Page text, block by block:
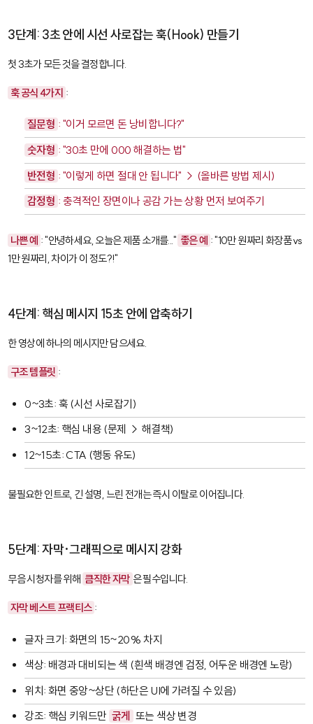
3단계: 3초 안에 시선 사로잡는 훅(Hook) 만들기
첫 3초가 모든 것을 결정합니다.
훅 공식 4가지 :
질문형 : "이거 모르면 돈 낭비합니다?"
숫자형 : "30초 만에 000 해결하는 법"
반전형 : "이렇게 하면 절대 안 됩니다" → (올바른 방법 제시)
감정형 : 충격적인 장면이나 공감 가는 상황 먼저 보여주기
나쁜 예 : "안녕하세요, 오늘은 제품 소개를..." 좋은 예 : "10만 원짜리 화장품 vs
1만 원짜리, 차이가 이 정도?!"
4단계: 핵심 메시지 15초 안에 압축하기
한 영상에 하나의 메시지만 담으세요.
구조 템플릿 :
0~3초: 훅 (시선 사로잡기)
3~12초: 핵심 내용 (문제 → 해결책)
12~15초: CTA (행동 유도)
불필요한 인트로, 긴 설명, 느린 전개는 즉시 이탈로 이어집니다.
5단계: 자막·그래픽으로 메시지 강화
무음 시청자를 위해 큼직한 자막 은 필수입니다.
자막 베스트 프랙티스 :
글자 크기: 화면의 15~20% 차지
색상: 배경과 대비되는 색 (흰색 배경엔 검정, 어두운 배경엔 노랑)
위치: 화면 중앙~상단 (하단은 UI에 가려질 수 있음)
강조: 핵심 키워드만 굵게 또는 색상 변경